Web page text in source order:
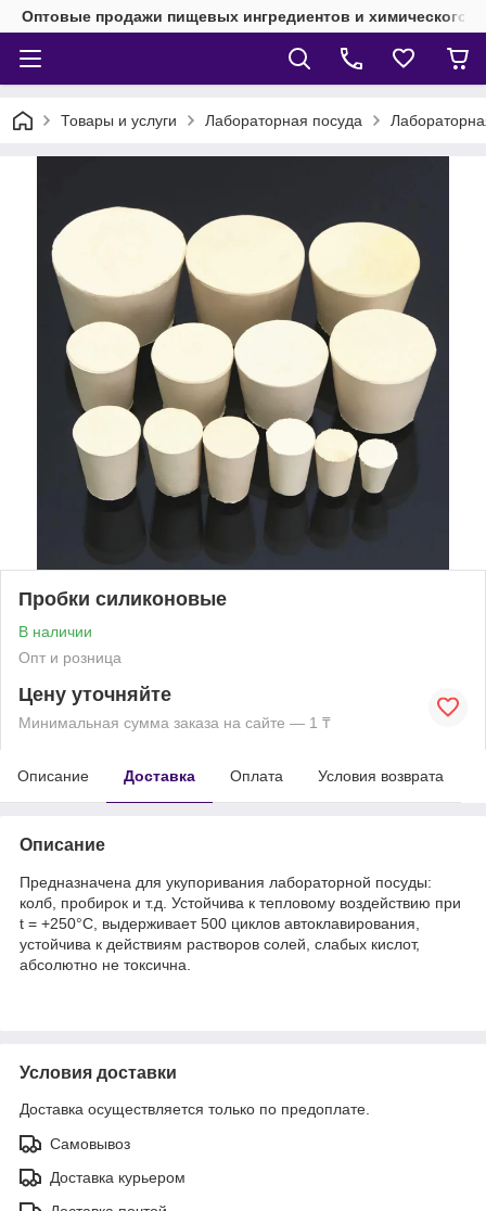
Оптовые продажи пищевых ингредиентов и химического
Товары и услуги Лабораторная посуда
Пробки силиконовые
В наличии
Опт и розница
Цену уточняйте
Минимальная сумма заказа на сайте — 1 ₸
Описание Доставка Оплата Условия возврата
Описание
Предназначена для укупоривания лабораторной посуды:
колб, пробирок и т.д. Устойчива к тепловому воздействию при
t = +250°С, выдерживает 500 циклов автоклавирования,
устойчива к действиям растворов солей, слабых кислот,
абсолютно не токсична.
Условия доставки
Доставка осуществляется только по предоплате.
Самовывоз
Доставка курьером